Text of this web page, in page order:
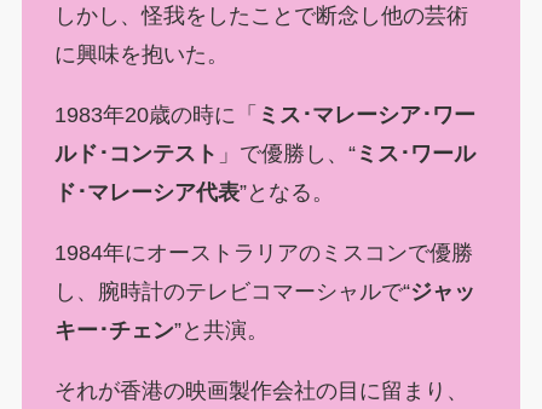
しかし、怪我をしたことで断念し他の芸術
に興味を抱いた。
1983年20歳の時に「 ミス･マレーシア･ワー
ルド･コンテスト 」で優勝し、“ミス･ワール
ド･マレーシア代表”となる。
1984年にオーストラリアのミスコンで優勝
し、腕時計のテレビコマーシャルで“ジャッ
キー･チェン”と共演。
それが香港の映画製作会社の目に留まり、